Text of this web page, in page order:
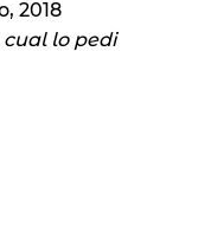
2018
lo pedi